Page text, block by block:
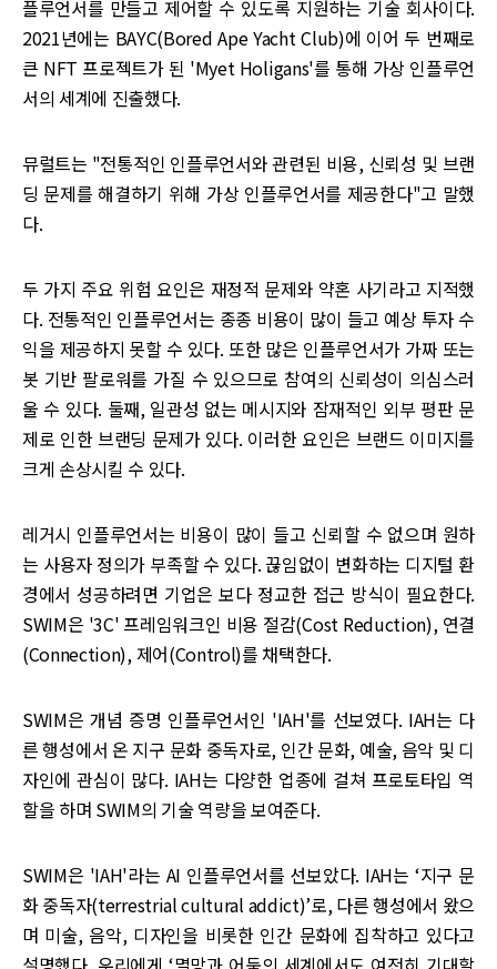
플루언서를 만들고 제어할 수 있도록 지원하는 기술 회사이다.
2021년에는 BAYC(Bored Ape Yacht Club)에 이어 두 번째로
큰 NFT 프로젝트가 된 'Myet Holigans'를 통해 가상 인플루언
서의 세계에 진출했다.
뮤럴트는 "전통적인 인플루언서와 관련된 비용, 신뢰성 및 브랜
딩 문제를 해결하기 위해 가상 인플루언서를 제공한다"고 말했
다.
두 가지 주요 위험 요인은 재정적 문제와 약혼 사기라고 지적했
다. 전통적인 인플루언서는 종종 비용이 많이 들고 예상 투자 수
익을 제공하지 못할 수 있다. 또한 많은 인플루언서가 가짜 또는
봇 기반 팔로워를 가질 수 있으므로 참여의 신뢰성이 의심스러
울 수 있다. 둘째, 일관성 없는 메시지와 잠재적인 외부 평판 문
제로 인한 브랜딩 문제가 있다. 이러한 요인은 브랜드 이미지를
크게 손상시킬 수 있다.
레거시 인플루언서는 비용이 많이 들고 신뢰할 수 없으며 원하
는 사용자 정의가 부족할 수 있다. 끊임없이 변화하는 디지털 환
경에서 성공하려면 기업은 보다 정교한 접근 방식이 필요한다.
SWIM은 '3C' 프레임워크인 비용 절감(Cost Reduction), 연결
(Connection), 제어(Control)를 채택한다.
SWIM은 개념 증명 인플루언서인 'IAH'를 선보였다. IAH는 다
른 행성에서 온 지구 문화 중독자로, 인간 문화, 예술, 음악 및 디
자인에 관심이 많다. IAH는 다양한 업종에 걸쳐 프로토타입 역
할을 하며 SWIM의 기술 역량을 보여준다.
SWIM은 'IAH'라는 AI 인플루언서를 선보았다. IAH는 ‘지구 문
화 중독자(terrestrial cultural addict)’로, 다른 행성에서 왔으
며 미술, 음악, 디자인을 비롯한 인간 문화에 집착하고 있다고